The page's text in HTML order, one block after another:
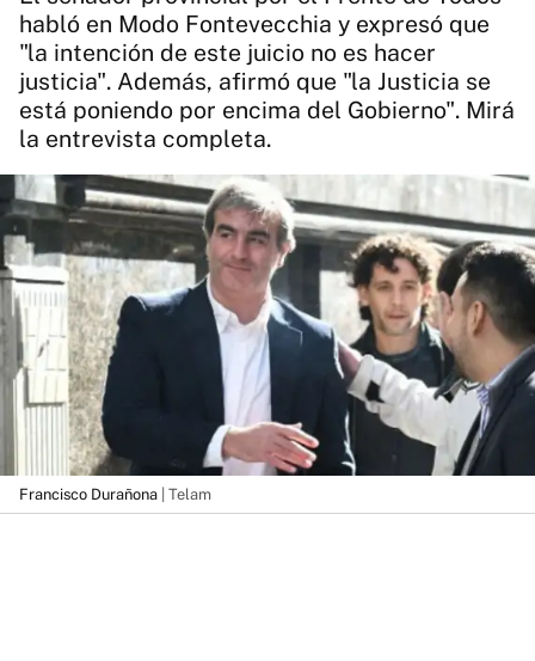
Exitoina
Gaming
Vivo
Diario del Juicio
habló en Modo Fontevecchia y expresó que
"la intención de este juicio no es hacer
justicia". Además, afirmó que "la Justicia se
está poniendo por encima del Gobierno". Mirá
la entrevista completa.
Francisco Durañona | Telam